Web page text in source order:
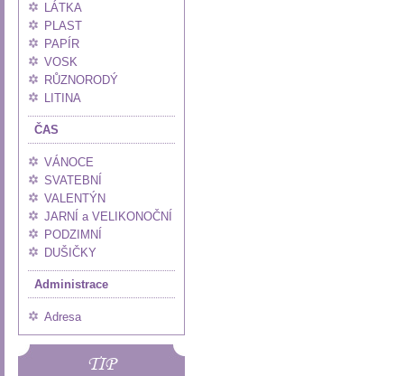
LÁTKA
PLAST
PAPÍR
VOSK
RŮZNORODÝ
LITINA
ČAS
VÁNOCE
SVATEBNÍ
VALENTÝN
JARNÍ a VELIKONOČNÍ
PODZIMNÍ
DUŠIČKY
Administrace
Adresa
TIP